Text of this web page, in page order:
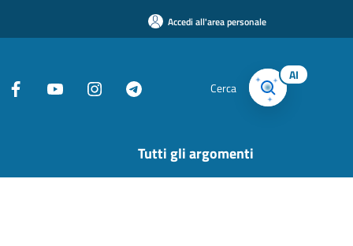
Accedi all'area personale
Cerca
AI
Tutti gli argomenti